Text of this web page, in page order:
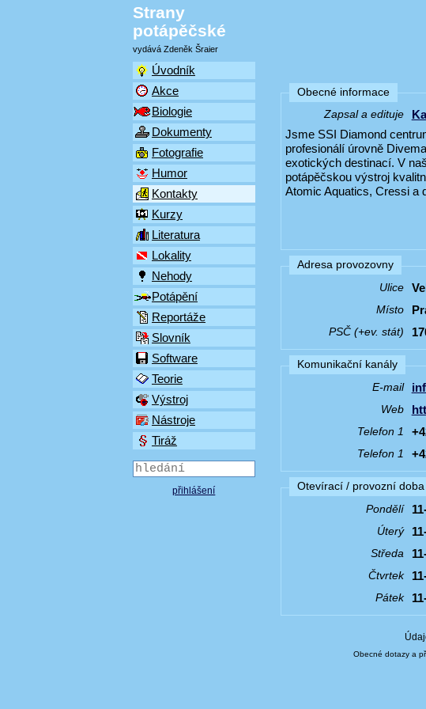
Strany
potápěčské
vydává Zdeněk Šraier
Úvodník
Akce
Biologie
Dokumenty
Fotografie
Humor
Kontakty
Kurzy
Literatura
Lokality
Nehody
Potápění
Reportáže
Slovník
Software
Teorie
Výstroj
Nástroje
Tiráž
přihlášení
Obecné informace
Zapsal a edituje
Jsme SSI Diamond
profesionálí úrovně
exotických destinací. V
potápěčskou výstroj
Atomic Aquatics, Cressi a
Adresa provozovny
Ulice
Místo
PSČ (+ev. stát)
Komunikační kanály
E-mail
Web
Telefon 1
Telefon 1
Otevírací / provozní doba
Pondělí
Úterý
Středa
Čtvrtek
Pátek
Obecné dotazy a